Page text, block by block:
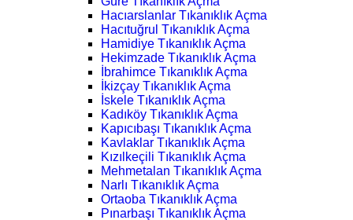
Hacıarslanlar Tıkanıklık Açma
Hacıtuğrul Tıkanıklık Açma
Hamidiye Tıkanıklık Açma
Hekimzade Tıkanıklık Açma
İbrahimce Tıkanıklık Açma
İkizçay Tıkanıklık Açma
İskele Tıkanıklık Açma
Kadıköy Tıkanıklık Açma
Kapıcıbaşı Tıkanıklık Açma
Kavlaklar Tıkanıklık Açma
Kızılkeçili Tıkanıklık Açma
Mehmetalan Tıkanıklık Açma
Narlı Tıkanıklık Açma
Ortaoba Tıkanıklık Açma
Pınarbaşı Tıkanıklık Açma